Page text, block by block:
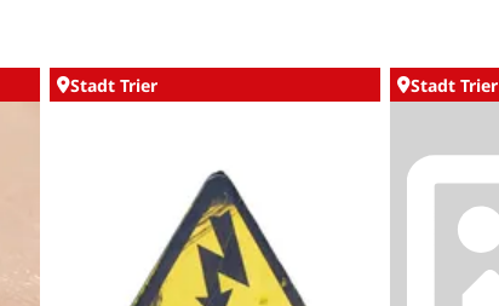
Stadt Trier Stadt Trier